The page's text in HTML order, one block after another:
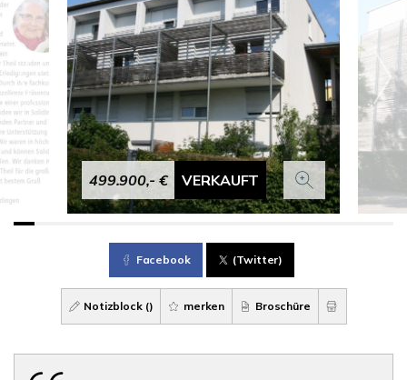
499.900,- € VERKAUFT
Facebook (Twitter)
Notizblock () merken Broschüre